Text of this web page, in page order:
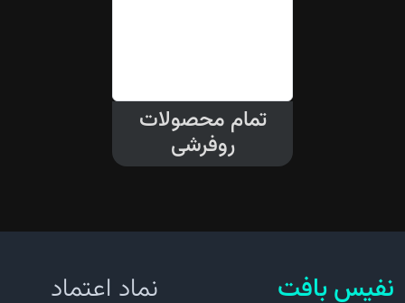
تمام محصولات
روفرشی
نفیس بافت نماد اعتماد